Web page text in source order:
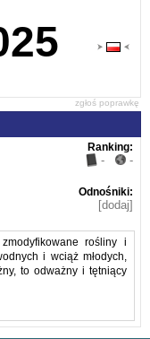
zgłoś poprawkę
Ranking:
- -
Odnośniki:
[dodaj]
rośliny i
i wciąż młodych,
to odważny i tętniący
którzy pozostali, są dla